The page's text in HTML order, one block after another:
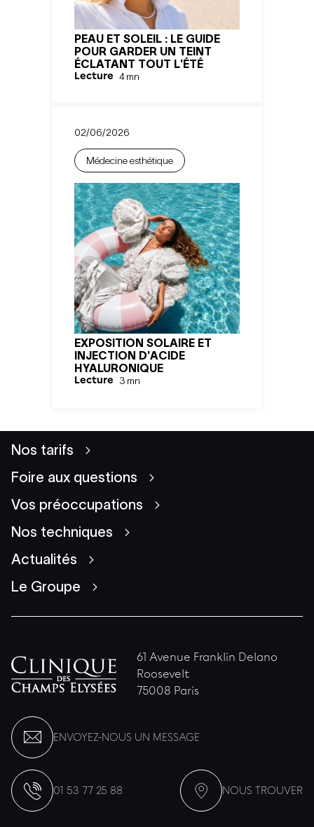
PEAU ET SOLEIL : LE GUIDE
POUR GARDER UN TEINT
ÉCLATANT TOUT L'ÉTÉ
Lecture 4mn
02/06/2026
Médecine esthétique
EXPOSITION SOLAIRE ET
INJECTION D'ACIDE
HYALURONIQUE
Lecture 3 mn
Nos tarifs
Foire aux questions
Vos préoccupations
Nos techniques
Actualités
Le Groupe
61 Avenue Franklin Delano
Roosevelt
75008 Paris
ENVOYEZ-NOUS UN MESSAGE
01 53 77 25 88 NOUS TROUVER